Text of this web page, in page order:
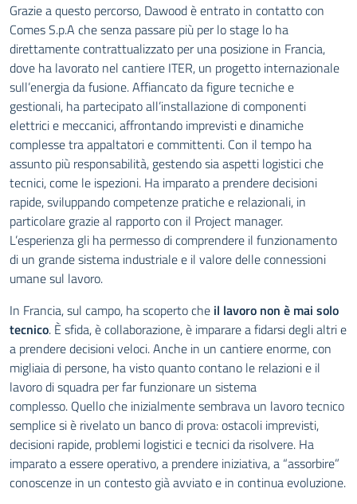
Grazie a questo percorso, Dawood è entrato in contatto con
Comes S.p.A che senza passare più per lo stage lo ha
direttamente contrattualizzato per una posizione in Francia,
dove ha lavorato nel cantiere ITER, un progetto internazionale
sull’energia da fusione. Affiancato da figure tecniche e
gestionali, ha partecipato all’installazione di componenti
elettrici e meccanici, affrontando imprevisti e dinamiche
complesse tra appaltatori e committenti. Con il tempo ha
assunto più responsabilità, gestendo sia aspetti logistici che
tecnici, come le ispezioni. Ha imparato a prendere decisioni
rapide, sviluppando competenze pratiche e relazionali, in
particolare grazie al rapporto con il Project manager.
L’esperienza gli ha permesso di comprendere il funzionamento
di un grande sistema industriale e il valore delle connessioni
umane sul lavoro.
In Francia, sul campo, ha scoperto che il lavoro non è mai solo
tecnico. È sfida, è collaborazione, è imparare a fidarsi degli altri e
a prendere decisioni veloci. Anche in un cantiere enorme, con
migliaia di persone, ha visto quanto contano le relazioni e il
lavoro di squadra per far funzionare un sistema
complesso. Quello che inizialmente sembrava un lavoro tecnico
semplice si è rivelato un banco di prova: ostacoli imprevisti,
decisioni rapide, problemi logistici e tecnici da risolvere. Ha
imparato a essere operativo, a prendere iniziativa, a “assorbire”
conoscenze in un contesto già avviato e in continua evoluzione.